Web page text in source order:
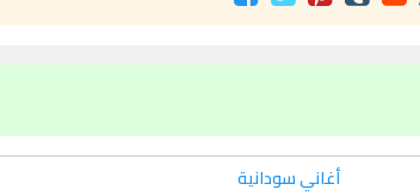
أغاني سودانية